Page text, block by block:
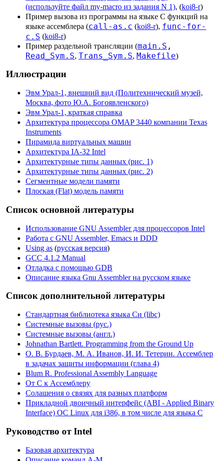
(используйте файл my-macro из задания N 1), (koi8-r)
Пример вызова из программы на языке С функций на
языке ассемблера (call-as.c (koi8-r), func-for-
c.S (koi8-r)
Пример раздельной трансляции (main.S ,
Read_Sym.S, Trans_Sym.S, Makefile)
Иллюстрации
Эвм Урал-1, внешний вид (Политехнический музей,
Москва, фото Ю.А. Богоявленского)
Эвм Урал-1, краткая справка
Архитектура процессора OMAP 3440 компании Texas
Instruments
Пирамида виртуальных машин
Архитектура IA-32 Intel
Архитектурные типы данных (рис. 1)
Архитектурные типы данных (рис. 2)
Сегментные модели памяти
Плоская (Flat) модель памяти
Список основной литературы
Использование GNU Assembler для процессоров Intel
Работа с GNU Assembler, Emacs и DDD
Using as (русская версия)
GCC 4.1.2 Manual
Отладка с помощью GDB
Описание языка Gnu Assembler на русском языке
Список дополнительной литературы
Стандартная библиотека языка Си (libc)
Системные вызовы (рус.)
Системные вызовы (англ.)
Johnathan Bartlett. Programming from the Ground Up
О. В. Бурдаев, М. А. Иванов, И. И. Тетерин. Ассемблер
в задачах защиты информации (глава 4)
Blum R. Professional Assembly Language
От C к Ассемблеру
Солашения о связях для разных платформ
Прикладной двоичный интерфейс (ABI - Applied Binary
Interface) ОС Linux для i386, в том числе для языка C
Руководство от Intel
Базовая архитектура